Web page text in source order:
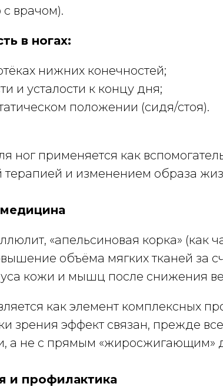
врачом).
в ногах:
нижних конечностей;
и усталости к концу дня;
положении (сидя/стоя).
ног применяется как
терапией и изменением образа
медицина
«апельсиновая корка» (как
объёма мягких тканей за
кожи и мышц после снижения
как элемент комплексных
зрения эффект связан, прежде
а не с прямым «жиросжигающим»
и профилактика